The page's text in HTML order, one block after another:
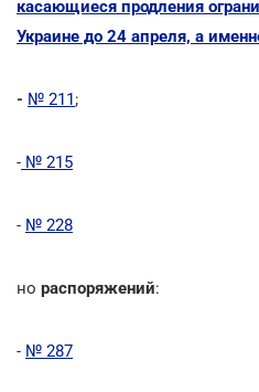
касающиеся продления
Украине до 24 апреля, а
- № 211;
- № 215
- № 228
но распоряжений:
- № 287